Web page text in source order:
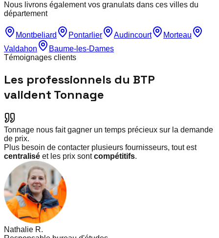
Nous livrons également vos granulats dans ces villes du
département
Montbeliard Pontarlier Audincourt
Morteau
Valdahon
Baume-les-Dames
Témoignages clients
Les professionnels du BTP
valident Tonnage
Tonnage nous fait gagner un temps précieux sur la demande
de prix.
Plus besoin de contacter plusieurs fournisseurs, tout est
centralisé et les prix sontcompétitifs.
Nathalie R.